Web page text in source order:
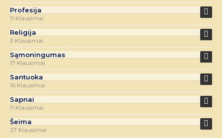
Profesija
11 Klausimai
Religija
3 Klausimai
Sąmoningumas
17 Klausimai
Santuoka
16 Klausimai
Sapnai
11 Klausimai
Šeima
27 Klausimai